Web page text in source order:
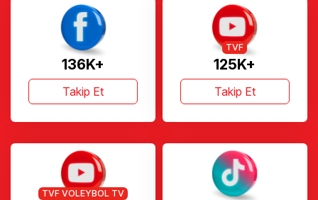
136K+
Takip Et
125K+
TVF
Takip Et
TVF VOLEYBOL TV